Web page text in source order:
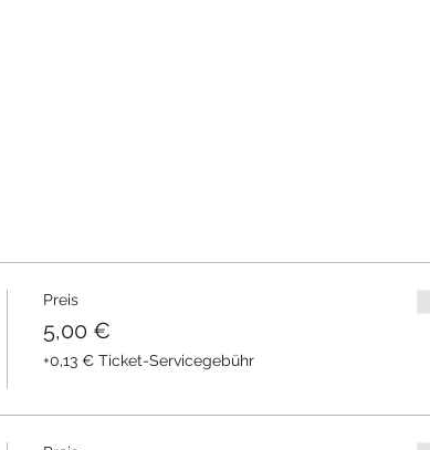
Preis
5,00 €
+0,13 € Ticket-Servicegebühr